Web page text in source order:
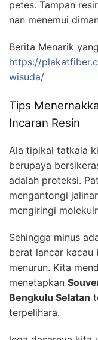
petes. Tampan
nan menemui
Berita Menarik
https://
wisuda/
Tips
Incaran Resin
Ala tipikal tatkala
berupaya
adalah proteksi.
mengantongi
mengiringi
Sehingga minus
berat lancar kacau
menurun. Kita
menetapkan
Bengkulu Selatan
terpelihara.